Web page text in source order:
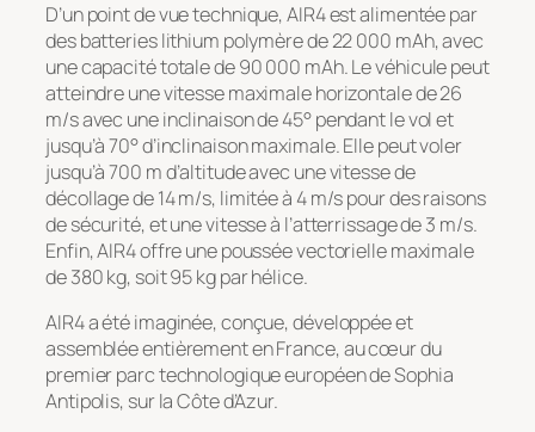
D’un point de vue technique, AIR4 est alimentée par
des batteries lithium polymère de 22 000 mAh, avec
une capacité totale de 90 000 mAh. Le véhicule peut
atteindre une vitesse maximale horizontale de 26
m/s avec une inclinaison de 45° pendant le vol et
jusqu’à 70° d’inclinaison maximale. Elle peut voler
jusqu’à 700 m d’altitude avec une vitesse de
décollage de 14 m/s, limitée à 4 m/s pour des raisons
de sécurité, et une vitesse à l’atterrissage de 3 m/s.
Enfin, AIR4 offre une poussée vectorielle maximale
de 380 kg, soit 95 kg par hélice.
AIR4 a été imaginée, conçue, développée et
assemblée entièrement en France, au cœur du
premier parc technologique européen de Sophia
Antipolis, sur la Côte d’Azur.